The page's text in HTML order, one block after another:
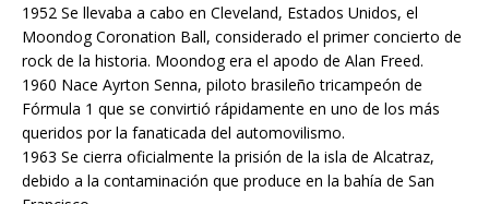
1952 Se llevaba a cabo en Cleveland, Estados Unidos, el
Moondog Coronation Ball, considerado el primer concierto de
rock de la historia. Moondog era el apodo de Alan Freed.
1960 Nace Ayrton Senna, piloto brasileño tricampeón de
Fórmula 1 que se convirtió rápidamente en uno de los más
queridos por la fanaticada del automovilismo.
1963 Se cierra oficialmente la prisión de la isla de Alcatraz,
debido a la contaminación que produce en la bahía de San